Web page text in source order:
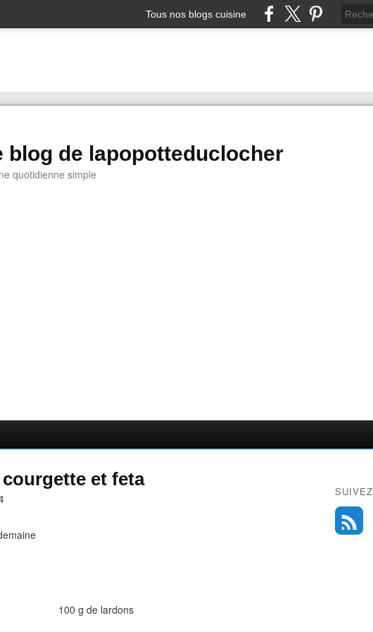
Tous nos blogs cuisine
blog de lapopotteduclocher
quotidienne simple
et feta
100 g de lardons